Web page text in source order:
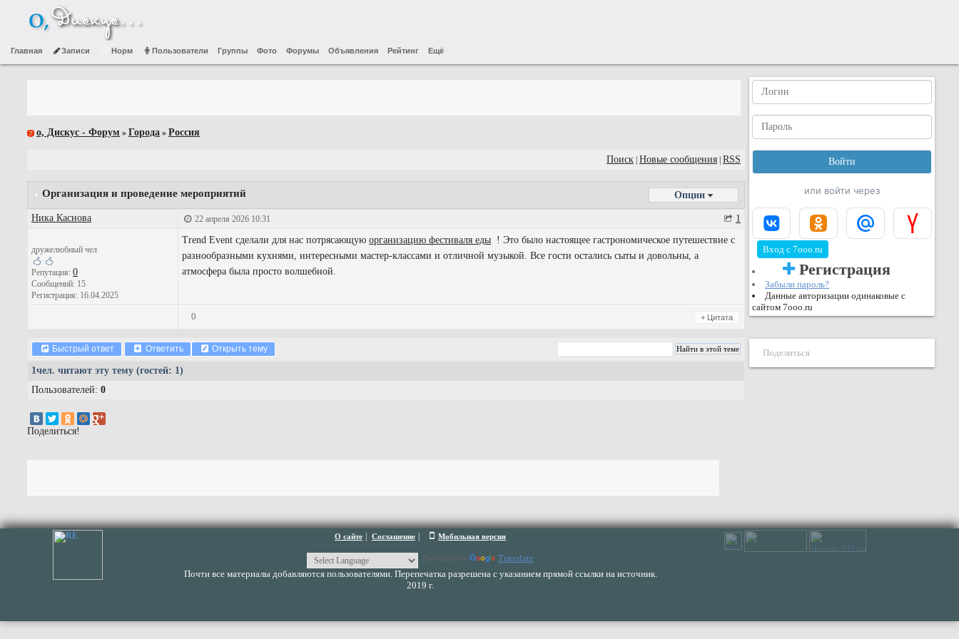
Главная Записи Норм Пользователи Группы Фото Форумы Объявления Рейтинг Ещё
о, Дискус - Форум » Города » Россия
Поиск Новые сообщения RSS
Организация и проведение мероприятий Опции
Ника Каснова 22 апреля 2026 10:31 1
дружелюбный чел
Репутация: 0
Сообщений: 15
Регистрация: 16.04.2025
Trend Event сделали для нас потрясающую организацию фестиваля еды ! Это было настоящее гастрономическое путешествие с
разнообразными кухнями, интересными мастер-классами и отличной музыкой. Все гости остались сыты и довольны, а
атмосфера была просто волшебной.
0 + Цитата
Быстрый ответ Ответить Открыть тему
1чел. читают эту тему (гостей: 1)
Пользователей: 0
Поделиться!
или войти через
Вход с 7ooo.ru
Регистрация
Забыли пароль?
Данные авторизации одинаковые с
сайтом 7ooo.ru
Поделиться
О сайте Соглашение Мобильная версия
Powered by
Translate
Почти все материалы добавляются пользователями. Перепечатка разрешена с указанием прямой ссылки на источник.
2019 г.